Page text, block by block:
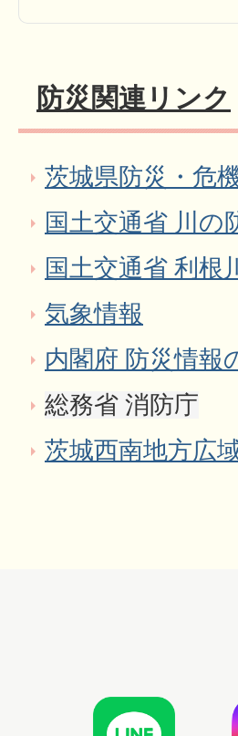
防災関連リンク
茨城県防災・危
国土交通省 川の
国土交通省 利根
気象情報
内閣府 防災情報
総務省 消防庁
茨城西南地方広